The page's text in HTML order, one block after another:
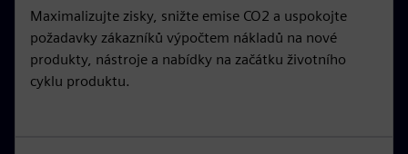
Maximalizujte zisky, snižte emise CO2 a uspokojte
požadavky zákazníků výpočtem nákladů na nové
produkty, nástroje a nabídky na začátku životního
cyklu produktu.